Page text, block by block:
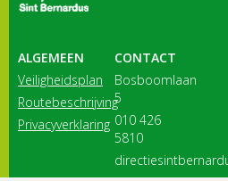
ALGEMEEN
Veiligheidsplan
Routebeschrijving
Privacyverklaring
CONTACT
Bosboomlaan
5
010 426
5810